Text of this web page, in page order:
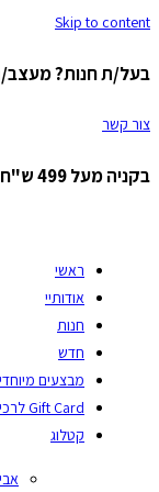
Skip to content
בעל/ת חנות? מעצב/
צור קשר
בקניה מעל 499 ש"ח - משלוח חינם
ראשי
אודותיי
חנות
חדש
מבצעים
Gift Card לרכישה באתר
קטלוג